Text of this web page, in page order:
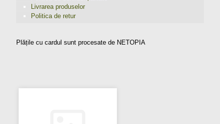
Livrarea produselor
Politica de retur
Plățile cu cardul sunt procesate de NETOPIA